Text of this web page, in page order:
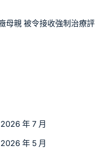
母親 被令接收強制治療評
2026 年 7 月
2026 年 5 月